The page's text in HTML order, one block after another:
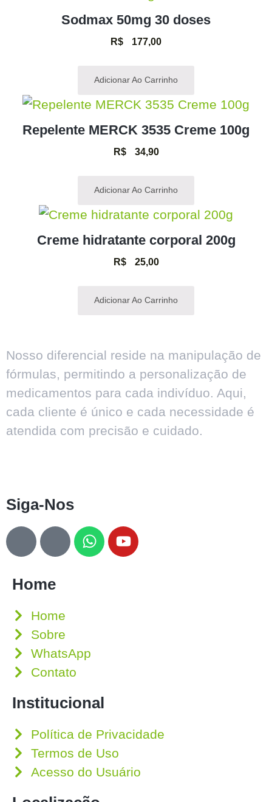
Sodmax 50mg 30 doses
R$ 177,00
Adicionar Ao Carrinho
Repelente MERCK 3535 Creme 100g
R$34,90
Adicionar Ao Carrinho
Creme hidratante corporal 200g
R$25,00
Adicionar Ao Carrinho
Nosso diferencial reside na manipulação de
fórmulas, permitindo a personalização de
medicamentos para cada indivíduo. Aqui,
cada cliente é único e cada necessidade é
atendida com precisão e cuidado.
Siga-Nos
Home
Home
Sobre
WhatsApp
Contato
Institucional
Política de Privacidade
Termos de Uso
Acesso do Usuário